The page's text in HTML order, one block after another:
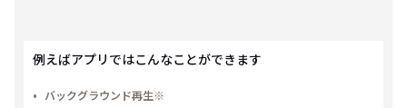
例えばアプリではこんなことができます
バックグラウンド再生※